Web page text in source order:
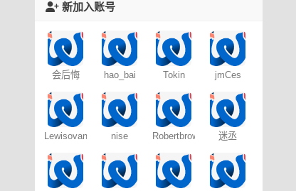
新加入账号
会后悔 hao_bai Tokin jmCes
Lewisovant nise Robertbrows 迷丞